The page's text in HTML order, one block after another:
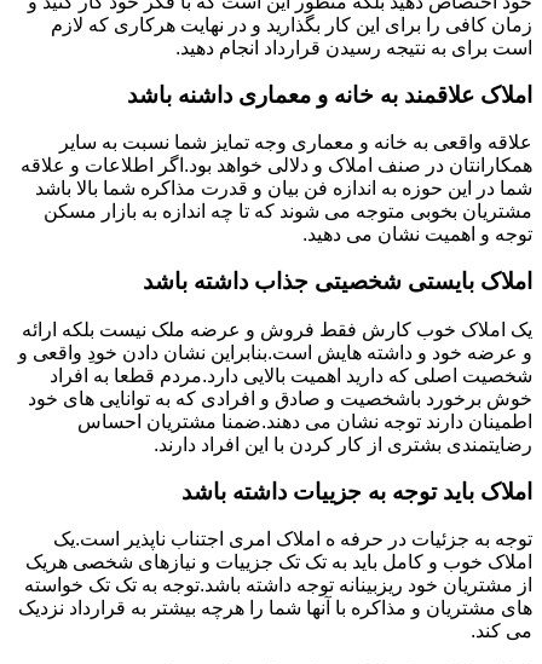
زمان کافی را برای این کار بگذارید و در نهایت هرکاری که لازم
است برای به نتیجه رسیدن قرارداد انجام دهید.
املاک علاقمند به خانه و معماری داشنه باشد
علاقه واقعی به خانه و معماری وجه تمایز شما نسبت به سایر
همکارانتان در صنف املاک و دلالی خواهد بود.اگر اطلاعات و علاقه
شما در این حوزه به اندازه فن بیان و قدرت مذاکره شما بالا باشد
مشتریان بخوبی متوجه می شوند که تا چه اندازه به بازار مسکن
توجه و اهمیت نشان می دهید.
املاک بایستی شخصیتی جذاب داشته باشد
یک املاک خوب کارش فقط فروش و عرضه ملک نیست بلکه ارائه
و عرضه خود و داشته هایش است.بنابراین نشان دادن خودِ واقعی و
شخصیت اصلی که دارید اهمیت بالایی دارد.مردم قطعا به افراد
خوش برخورد باشخصیت و صادق و افرادی که به توانایی های خود
اطمینان دارند توجه نشان می دهند.ضمنا مشتریان احساس
رضایتمندی بشتری از کار کردن با این افراد دارند.
املاک باید توجه به جزییات داشته باشد
توجه به جزئیات در حرفه ه املاک امری اجتناب ناپذیر است.یک
املاک خوب و کامل باید به تک تک جزییات و نیازهای شخصی هریک
از مشتریان خود ریزبینانه توجه داشته باشد.توجه به تک تک خواسته
های مشتریان و مذاکره با آنها شما را هرچه بیشتر به قرارداد نزدیک
می کند.